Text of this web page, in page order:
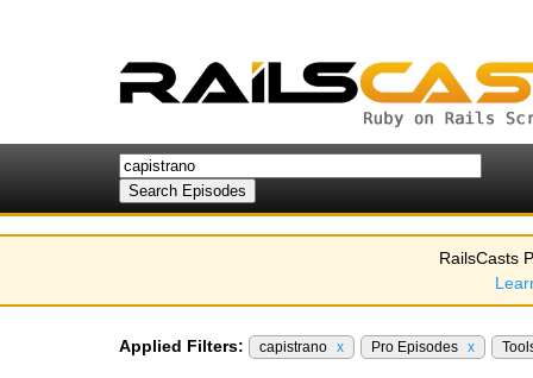
RailsCasts
Applied Filters: capistrano x Pro Episodes x